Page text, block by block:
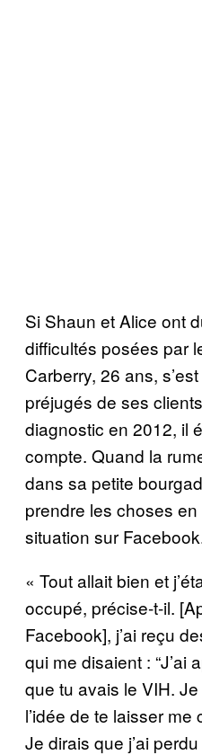
Si Shaun et Alice ont
difficultés posées par
Carberry, 26 ans,
préjugés de ses
diagnostic en 2012, il
compte. Quand la
dans sa petite
prendre les choses
situation sur
« Tout allait bien et
occupé, précise-t-il.
Facebook], j’ai reçu
qui me disaient : “J’ai
que tu avais le VIH.
l’idée de te laisser
Je dirais que j’ai